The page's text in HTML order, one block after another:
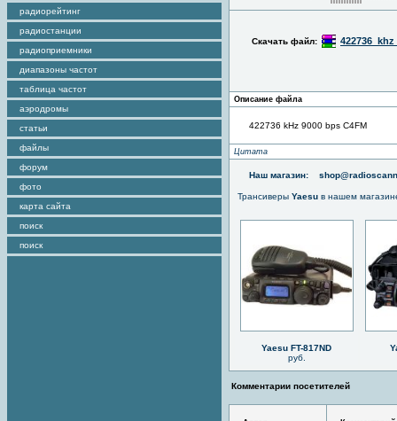
радиорейтинг
радиостанции
радиоприемники
диапазоны частот
таблица частот
аэродромы
статьи
файлы
форум
фото
карта сайта
поиск
поиск
Скачать файл:
Описание файла
422736 kHz 9000 bps C4FM
Цитата
Наш магазин:
Трансиверы Yaesu в нашем
Yaesu FT-817ND
руб.
Комментарии посетителей